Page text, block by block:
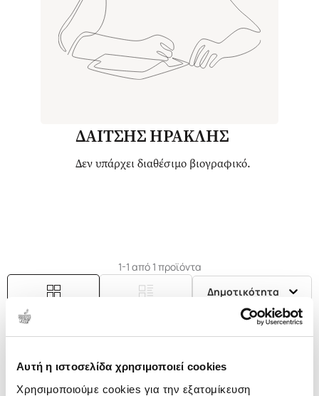
Αυτή η ιστοσελίδα χρησιμοποιεί cookies
Χρησιμοποιούμε cookies για την εξατομίκευση
ΔΑΙΤΣΗΣ ΗΡΑΚΛΗΣ
Δεν υπάρχει διαθέσιμο βιογραφικό.
1-1 από 1 προϊόντα
Δημοτικότητα